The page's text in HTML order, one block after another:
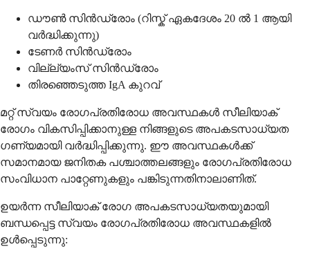
ഡൗൺ സിൻഡ്രോം (റിസ്ക് ഏകദേശം 20 ൽ 1 ആയി
വർദ്ധിക്കുന്നു)
ടേണർ സിൻഡ്രോം
വില്ല്യംസ് സിൻഡ്രോം
തിരഞ്ഞെടുത്ത IgA കുറവ്
മറ്റ് സ്വയം രോഗപ്രതിരോധ അവസ്ഥകൾ സീലിയാക്
രോഗം വികസിപ്പിക്കാനുള്ള നിങ്ങളുടെ അപകടസാധ്യത
ഗണ്യമായി വർദ്ധിപ്പിക്കുന്നു. ഈ അവസ്ഥകൾക്ക്
സമാനമായ ജനിതക പശ്ചാത്തലങ്ങളും രോഗപ്രതിരോധ
സംവിധാന പാറ്റേണുകളും പങ്കിടുന്നതിനാലാണിത്.
ഉയർന്ന സീലിയാക് രോഗ അപകടസാധ്യതയുമായി
ബന്ധപ്പെട്ട സ്വയം രോഗപ്രതിരോധ അവസ്ഥകളിൽ
ഉൾപ്പെടുന്നു: